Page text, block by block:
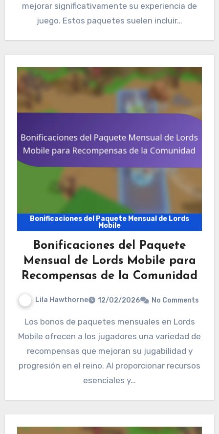
mejorar significativamente su experiencia de
juego. Estos paquetes suelen incluir…
Bonificaciones del Paquete Mensual de Lords
Mobile
Bonificaciones del Paquete
Mensual de Lords Mobile para
Recompensas de la Comunidad
Lila Hawthorne 12/02/2026 No Comments
Los bonos de paquetes mensuales en Lords
Mobile ofrecen a los jugadores una variedad de
recompensas que mejoran su jugabilidad y
progresión en el reino. Al proporcionar recursos
esenciales y…